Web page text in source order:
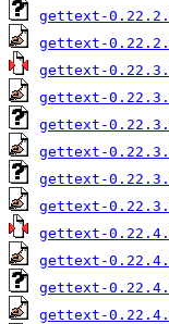
gettext-
gettext-
gettext-
gettext-
gettext-
gettext-
gettext-
gettext-
gettext-
gettext-
gettext-
gettext-